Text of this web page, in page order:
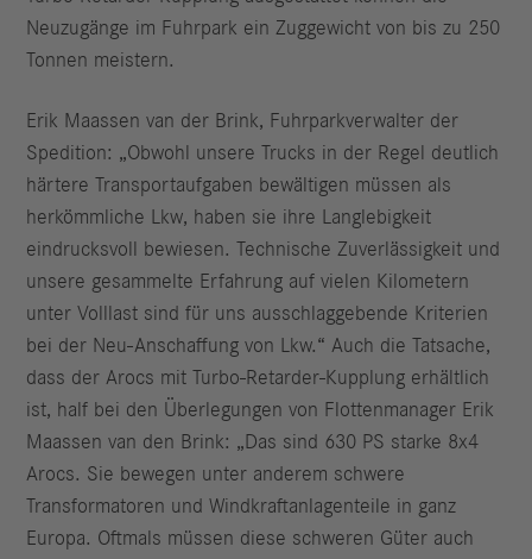
Neuzugänge im Fuhrpark ein Zuggewicht von bis zu 250
Tonnen meistern.
Erik Maassen van der Brink, Fuhrparkverwalter der
Spedition: „Obwohl unsere Trucks in der Regel deutlich
härtere Transportaufgaben bewältigen müssen als
herkömmliche Lkw, haben sie ihre Langlebigkeit
eindrucksvoll bewiesen. Technische Zuverlässigkeit und
unsere gesammelte Erfahrung auf vielen Kilometern
unter Volllast sind für uns ausschlaggebende Kriterien
bei der Neu-Anschaffung von Lkw.“ Auch die Tatsache,
dass der Arocs mit Turbo-Retarder-Kupplung erhältlich
ist, half bei den Überlegungen von Flottenmanager Erik
Maassen van den Brink: „Das sind 630 PS starke 8x4
Arocs. Sie bewegen unter anderem schwere
Transformatoren und Windkraftanlagenteile in ganz
Europa. Oftmals müssen diese schweren Güter auch